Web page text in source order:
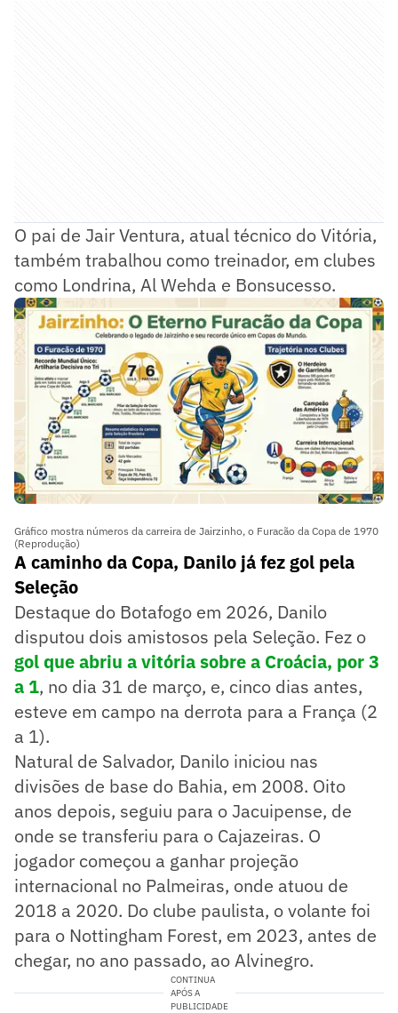
O pai de Jair Ventura, atual técnico do Vitória,
também trabalhou como treinador, em clubes
como Londrina, Al Wehda e Bonsucesso.
Gráfico mostra números da carreira de Jairzinho, o Furacão da Copa de 1970
(Reprodução)
A caminho da Copa, Danilo já fez gol pela
Seleção
Destaque do Botafogo em 2026, Danilo
disputou dois amistosos pela Seleção. Fez o
gol que abriu a vitória sobre a Croácia, por 3
a 1, no dia 31 de março, e, cinco dias antes,
esteve em campo na derrota para a França (2
a 1).
Natural de Salvador, Danilo iniciou nas
divisões de base do Bahia, em 2008. Oito
anos depois, seguiu para o Jacuipense, de
onde se transferiu para o Cajazeiras. O
jogador começou a ganhar projeção
internacional no Palmeiras, onde atuou de
2018 a 2020. Do clube paulista, o volante foi
para o Nottingham Forest, em 2023, antes de
chegar, no ano passado, ao Alvinegro.
CONTINUA
APÓS A
PUBLICIDADE